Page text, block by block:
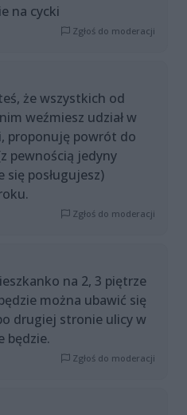
na cycki
Zgłoś do moderacji
że wszystkich od
weźmiesz udział w
proponuję powrót do
pewnością jedyny
się posługujesz)
Zgłoś do moderacji
na 2, 3 piętrze
można ubawić się
drugiej stronie ulicy w
będzie.
Zgłoś do moderacji